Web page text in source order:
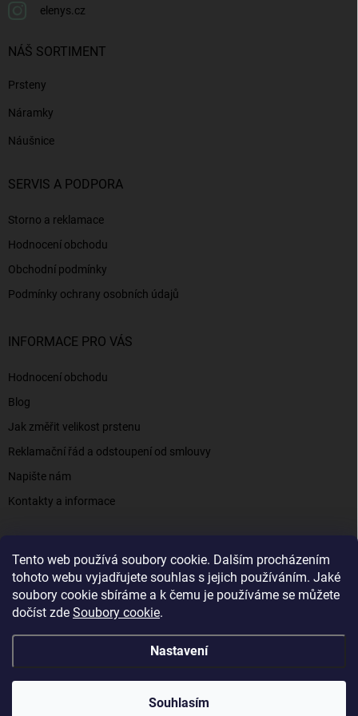
Tento web používá soubory cookie. Dalším procházením
tohoto webu vyjadřujete souhlas s jejich používáním. Jaké
soubory cookie sbíráme a k čemu je používáme se můžete
dočíst zde Soubory cookie.
Nastavení
Souhlasím
elenys.cz
NÁŠ SORTIMENT
Prsteny
Náramky
Náušnice
SERVIS A PODPORA
Storno a reklamace
Hodnocení obchodu
Obchodní podmínky
Podmínky ochrany osobních údajů
INFORMACE PRO VÁS
Hodnocení obchodu
Blog
Jak změřit velikost prstenu
Reklamační řád a odstoupení od smlouvy
Napište nám
Kontakty a informace
Elenys.cz - šperky, kterým věříte už od roku 2016
Vytvořil Shoptet